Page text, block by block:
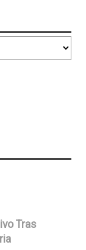
Tras